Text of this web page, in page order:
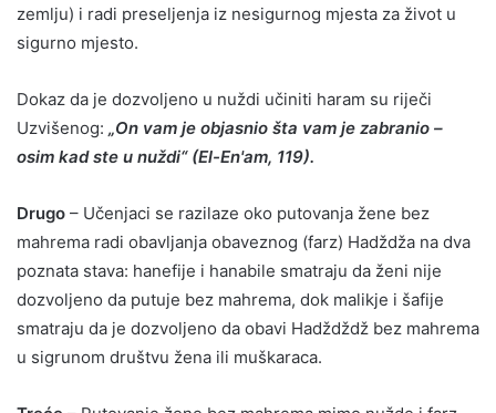
zemlju) i radi preseljenja iz nesigurnog mjesta za život u
sigurno mjesto.
Dokaz da je dozvoljeno u nuždi učiniti haram su riječi
Uzvišenog: „On vam je objasnio šta vam je zabranio –
osim kad ste u nuždi“ (El-En'am, 119).
Drugo – Učenjaci se razilaze oko putovanja žene bez
mahrema radi obavljanja obaveznog (farz) Hadždža na dva
poznata stava: hanefije i hanabile smatraju da ženi nije
dozvoljeno da putuje bez mahrema, dok malikje i šafije
smatraju da je dozvoljeno da obavi Hadždždž bez mahrema
u sigrunom društvu žena ili muškaraca.